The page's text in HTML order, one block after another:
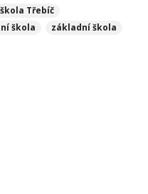
Třebíč
škola základní škola